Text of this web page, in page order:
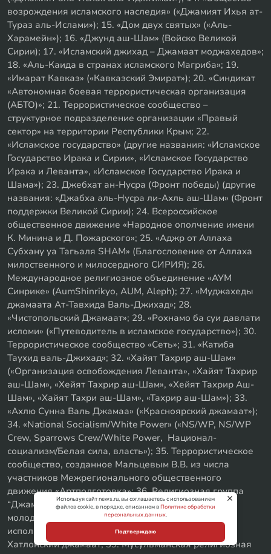
возрождения исламского наследия» («Джамият Ихья ат-
Тураз аль-Ислами»); 15. «Дом двух святых» («Аль-
Харамейн»); 16. «Джунд аш-Шам» (Войско Великой
Сирии); 17. «Исламский джихад – Джамаат моджахедов»;
18. «Аль-Каида в странах исламского Магриба»; 19.
«Имарат Кавказ» («Кавказский Эмират»); 20. «Синдикат
«Автономная боевая террористическая организация
(АБТО)»; 21. Террористическое сообщество –
структурное подразделение организации «Правый
сектор» на территории Республики Крым; 22.
«Исламское государство» (другие названия: «Исламское
Государство Ирака и Сирии», «Исламское Государство
Ирака и Леванта», «Исламское Государство Ирака и
Шама»); 23. Джебхат ан-Нусра (Фронт победы) (другие
названия: «Джабха аль-Нусра ли-Ахль аш-Шам» (Фронт
поддержки Великой Сирии); 24. Всероссийское
общественное движение «Народное ополчение имени
К. Минина и Д. Пожарского»; 25. «Аджр от Аллаха
Субхану уа Тагьаля SHAM» (Благословение от Аллаха
милоственного и милосердного СИРИЯ); 26.
Международное религиозное объединение «АУМ
Синрике» (AumShinrikyo, AUM, Aleph); 27. «Муджахеды
джамаата Ат-Тавхида Валь-Джихад»; 28.
«Чистопольский Джамаат»; 29. «Рохнамо ба суи давлати
исломи» («Путеводитель в исламское государство»); 30.
Террористическое сообщество «Сеть»; 31. «Катиба
Таухид валь-Джихад»; 32. «Хайят Тахрир аш-Шам»
(«Организация освобождения Леванта», «Хайят Тахрир
аш-Шам», «Хейят Тахрир аш-Шам», «Хейят Тахрир Аш-
Шам», «Хайят Тахри аш-Шам», «Тахрир аш-Шам»); 33.
«Ахлю Сунна Валь Джамаа» («Красноярский джамаат»);
34. «National Socialism/White Power» («NS/WP, NS/WP
Crew, Sparrows Crew/White Power, Национал-
социализм/Белая сила, власть»); 35. Террористическое
сообщество, созданное Мальцевым В.В. из числа
участников Межрегионального общественного
движения «Артподготовка»; 36. Религиозная группа
“Джамаат “Красный пахарь”; 37. Международное
молодежное движение «Колумбайн» (другое
используемое наименование «Скулшутинг»); 38.
Хатлонский джамаат; 39. Мусульманская религиозная
Используя сайт news.ru, вы соглашаетесь с использованием
файлов cookie, в порядке, описанном вПолитике обработки
персональных данных.
Подтверждаю